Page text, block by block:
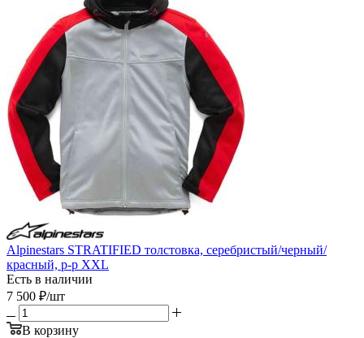
Alpinestars STRATIFIED толстовка, серебристый/черный/
красный, р-р XXL
Есть в наличии
7 500 ₽/шт
В корзину